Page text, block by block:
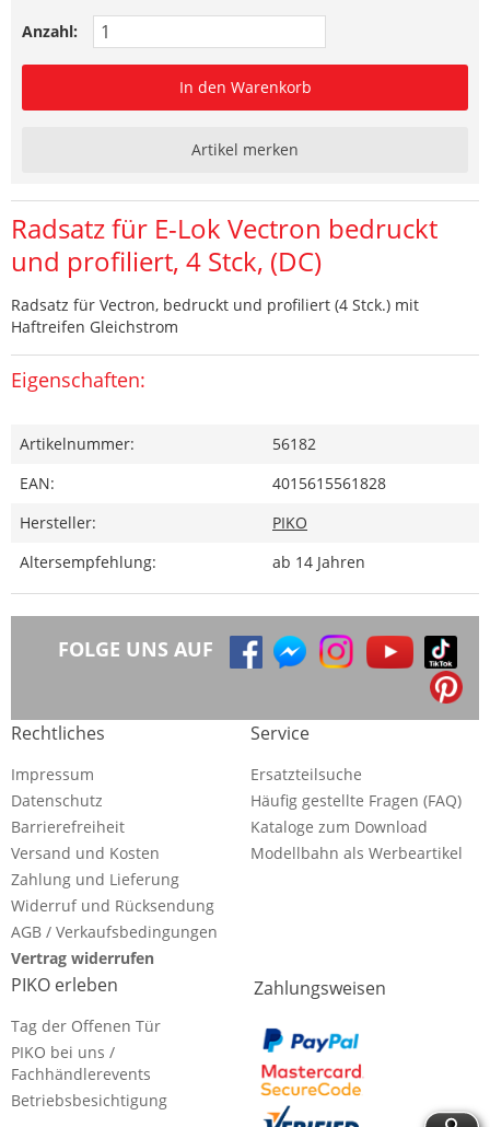
Anzahl:
In den Warenkorb
Artikel merken
Radsatz für E-Lok Vectron bedruckt
und profiliert, 4 Stck, (DC)
Radsatz für Vectron, bedruckt und profiliert (4 Stck.) mit
Haftreifen Gleichstrom
Eigenschaften:
Artikelnummer:
56182
EAN:
4015615561828
Hersteller:
PIKO
Altersempfehlung:
ab 14 Jahren
FOLGE UNS AUF
Rechtliches
Impressum
Datenschutz
Barrierefreiheit
Versand und Kosten
Zahlung und Lieferung
Widerruf und Rücksendung
AGB / Verkaufsbedingungen
Vertrag widerrufen
Service
Ersatzteilsuche
Häufig gestellte Fragen (FAQ)
Kataloge zum Download
Modellbahn als Werbeartikel
PIKO erleben
Tag der Offenen Tür
PIKO bei uns /
Fachhändlerevents
Betriebsbesichtigung
Zahlungsweisen